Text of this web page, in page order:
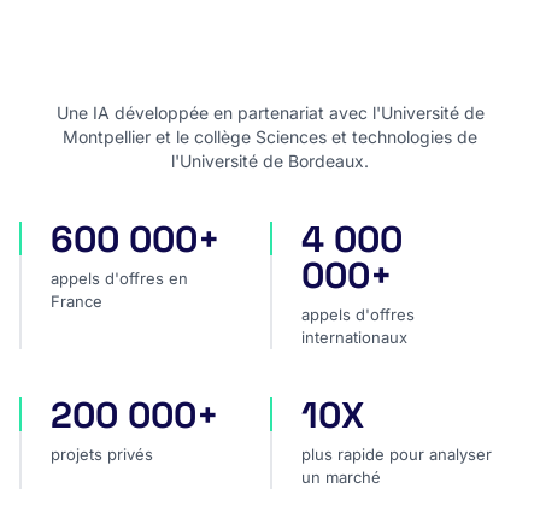
Une IA développée en partenariat avec l'Université de
Montpellier et le collège Sciences et technologies de
l'Université de Bordeaux.
appels d'offres en France
600 000+
appels d'offres en
France
appels d'offres
4 000
000+
appels d'offres
internationaux
projets privés
200 000+
projets privés
plus rapide pour analyser
10X
plus rapide pour analyser
un marché